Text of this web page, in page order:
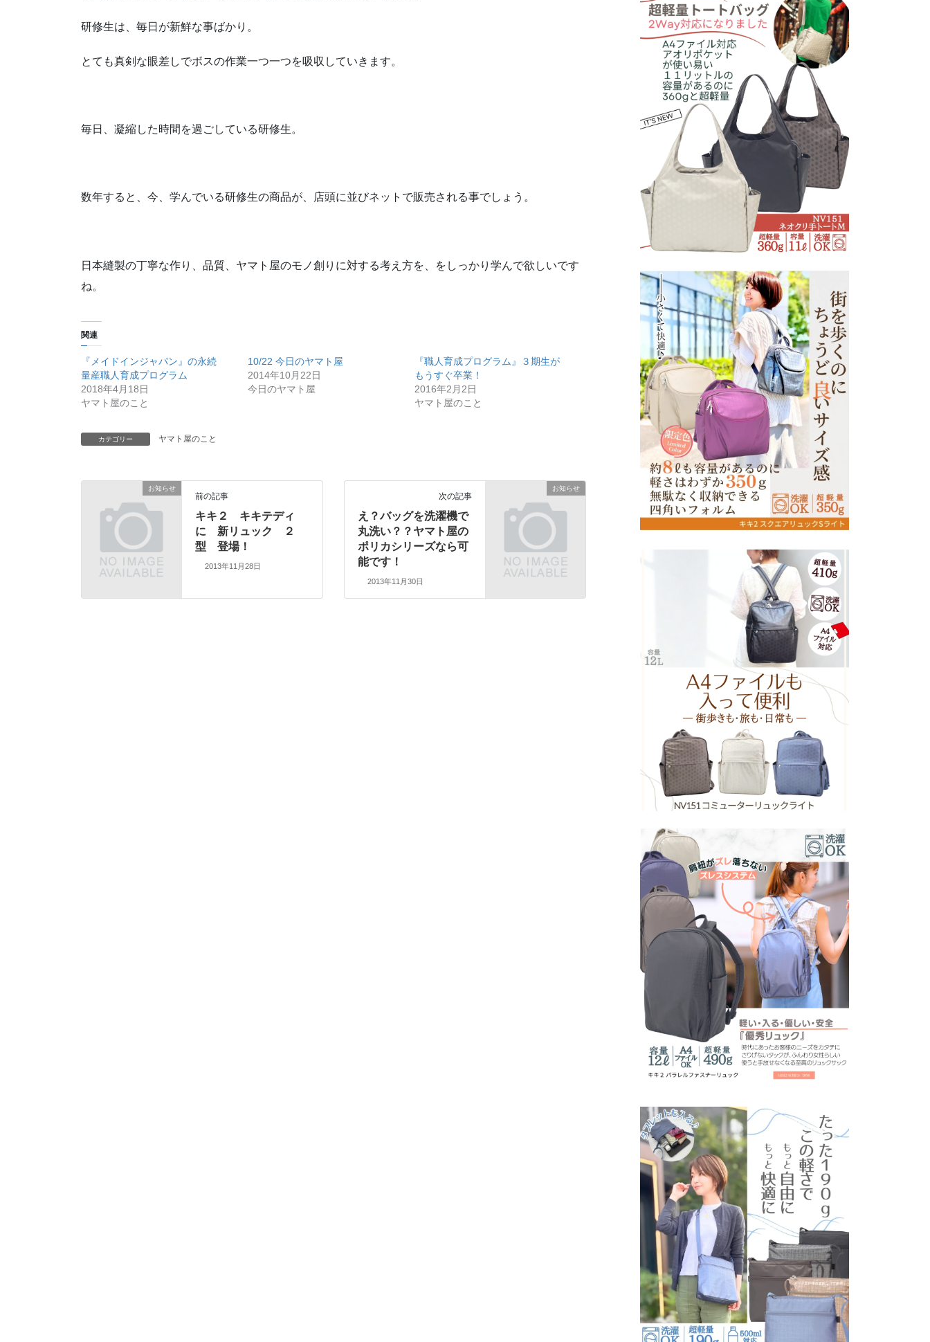
研修生は、毎日が新鮮な事ばかり。
とても真剣な眼差しでボスの作業一つ一つを吸収していきます。
毎日、凝縮した時間を過ごしている研修生。
数年すると、今、学んでいる研修生の商品が、店頭に並びネットで販売される事でしょう。
日本縫製の丁寧な作り、品質、ヤマト屋のモノ創りに対する考え方を、をしっかり学んで欲しいです
ね。
関連
『メイドインジャパン』の永続
量産職人育成プログラム
2018年4月18日
ヤマト屋のこと
10/22 今日のヤマト屋
2014年10月22日
今日のヤマト屋
『職人育成プログラム』３期生が
もうすぐ卒業！
2016年2月2日
ヤマト屋のこと
カテゴリー ヤマト屋のこと
お知らせ
前の記事
キキ２ キキテディ
に 新リュック ２
型 登場！
2013年11月28日
お知らせ
次の記事
え？バッグを洗濯機で
丸洗い？？ヤマト屋の
ポリカシリーズなら可
能です！
2013年11月30日